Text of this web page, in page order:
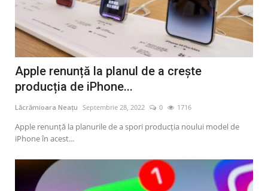
Apple renunță la planul de a crește
producția de iPhone...
Lăcrămioara Neațu Septembrie 28, 2022 0 1716
Apple renunță la planurile de a spori producția noului model de
iPhone în acest...